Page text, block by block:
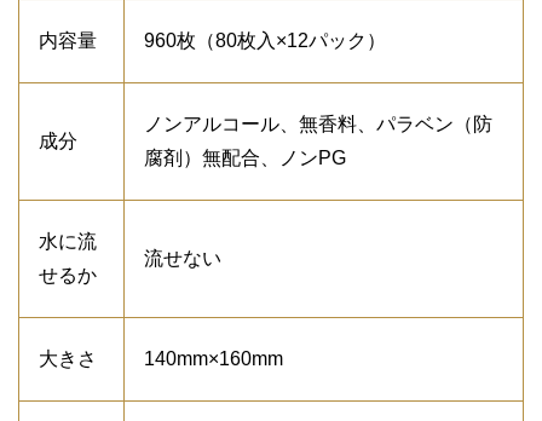
内容量 960枚（80枚入×12パック）
成分
ノンアルコール、無香料、パラベン（防
腐剤）無配合、ノンPG
水に流
せるか
流せない
大きさ 140mm×160mm